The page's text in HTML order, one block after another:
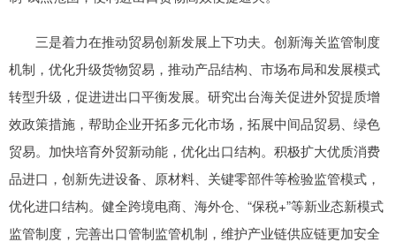
三是着力在推动贸易创新发展上下功夫。创新海关监管制度
机制，优化升级货物贸易，推动产品结构、市场布局和发展模式
转型升级，促进进出口平衡发展。研究出台海关促进外贸提质增
效政策措施，帮助企业开拓多元化市场，拓展中间品贸易、绿色
贸易。加快培育外贸新动能，优化出口结构。积极扩大优质消费
品进口，创新先进设备、原材料、关键零部件等检验监管模式，
优化进口结构。健全跨境电商、海外仓、“保税+”等新业态新模式
监管制度，完善出口管制监管机制，维护产业链供应链更加安全